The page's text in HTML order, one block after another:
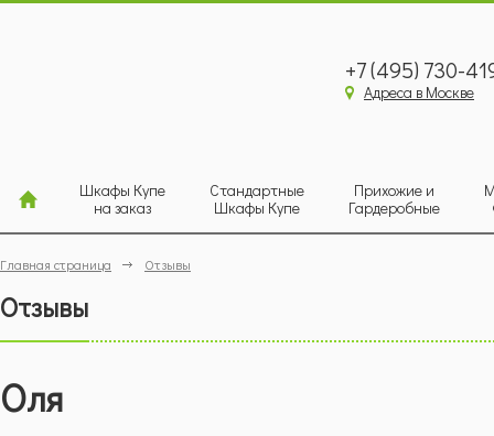
+7 (495) 730-
Адреса в Москве
Шкафы Купе
на заказ
Стандартные
Шкафы Купе
Прихожие и
Гардеробные
Главная страница Отзывы
Отзывы
Оля